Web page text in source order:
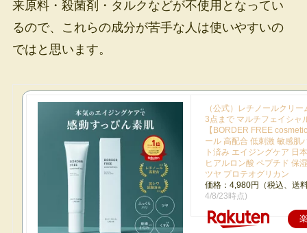
来原料・殺菌剤・タルクなどが不使用となってい
るので、これらの成分が苦手な人は使いやすいの
ではと思います。
（公式）レチノールクリー
3点まで マルチフェイシャ
【BORDER FREE
ール 高配合 低刺激 敏感肌
ト済み エイジングケア 日
ヒアルロン酸 ペプチド 保
ツヤ プロテオグリカン
価格：4,980円（税込、送
4/8/23時点)